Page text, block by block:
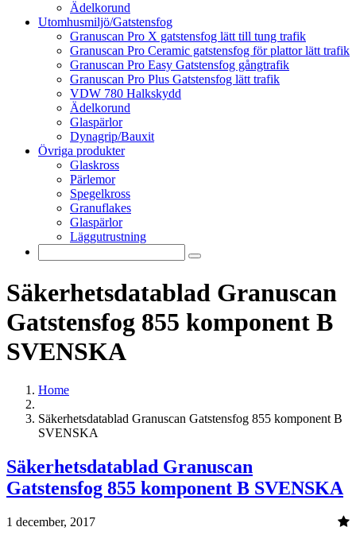
Ädelkorund
Utomhusmiljö/Gatstensfog
Granuscan Pro X gatstensfog lätt till tung trafik
Granuscan Pro Ceramic gatstensfog för plattor lätt trafik
Granuscan Pro Easy Gatstensfog gångtrafik
Granuscan Pro Plus Gatstensfog lätt trafik
VDW 780 Halkskydd
Ädelkorund
Glaspärlor
Dynagrip/Bauxit
Övriga produkter
Glaskross
Pärlemor
Spegelkross
Granuflakes
Glaspärlor
Läggutrustning
Säkerhetsdatablad Granuscan
Gatstensfog 855 komponent B
SVENSKA
Home
Säkerhetsdatablad Granuscan Gatstensfog 855 komponent B
SVENSKA
Säkerhetsdatablad Granuscan
Gatstensfog 855 komponent B SVENSKA
1 december, 2017